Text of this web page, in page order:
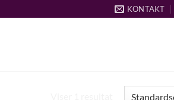
KONTAKT